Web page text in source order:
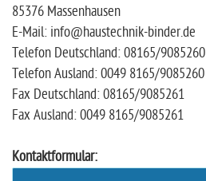
85376 Massenhausen
E-Mail: info@haustechnik-binder.de
Telefon Deutschland: 08165/9085260
Telefon Ausland: 0049 8165/9085260
Fax Deutschland: 08165/9085261
Fax Ausland: 0049 8165/9085261
Kontaktformular: